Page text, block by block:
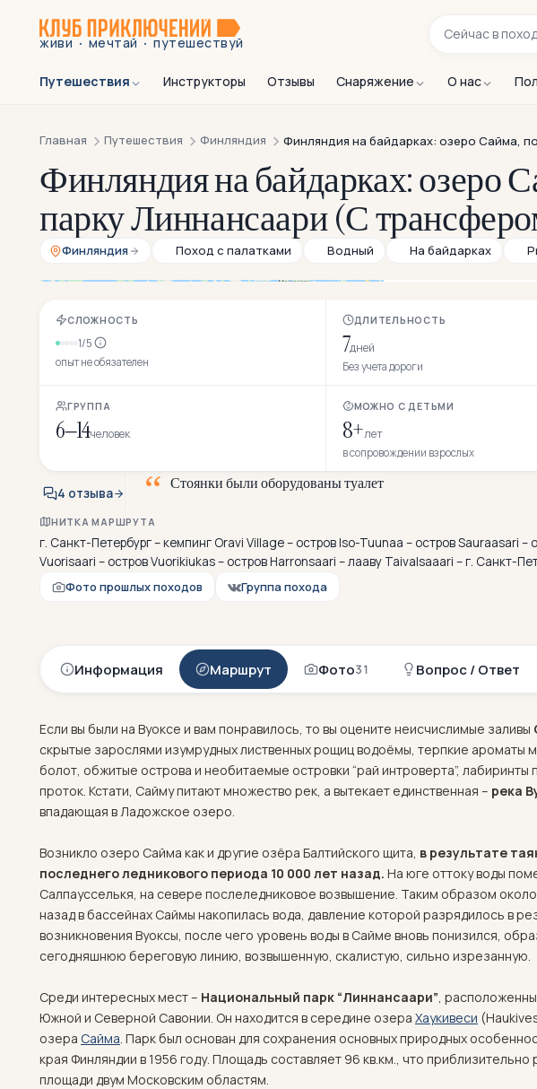
живи · мечтай · путешествуй
Сейчас в
Путешествия Инструкторы Отзывы Снаряжение О нас
Главная Путешествия Финляндия Финляндия на байдарках: озеро Сайма,
Финляндия на байдарках: озеро
парку Линнансаари (С
Финляндия Поход с палатками Водный На байдарках
СЛОЖНОСТЬ
1/5
опыт не обязателен
ДЛИТЕЛЬНОСТЬ
7дней
Без учета дороги
ГРУППА
6–14человек
МОЖНО С ДЕТЬМИ
8+лет
в сопровождении взрослых
4 отзыва
Стоянкибылиоборудованытуалет
НИТКА МАРШРУТА
г. Санкт-Петербург – кемпинг Oravi Village – остров Iso-Tuunaa – остров Sauraasari –
Vuorisaari – остров Vuorikiukas – остров Harronsaari – лааву Taivalsaaari – г. Санкт-
Фото прошлых походов
Группа похода
Информация Маршрут Фото31 Вопрос / Ответ
Если вы были на Вуоксе и вам понравилось, то вы оцените неисчислимые заливы
скрытые зарослями изумрудных лиственных рощиц водоёмы, терпкие ароматы
болот, обжитые острова и необитаемые островки “рай интроверта”, лабиринты
проток. Кстати, Сайму питают множество рек, а вытекает единственная – река
впадающая в Ладожское озеро.
Возникло озеро Сайма как и другие озёра Балтийского щита, в результате
последнего ледникового периода 10 000 лет назад. На юге оттоку воды
Салпаусселькя, на севере послеледниковое возвышение. Таким образом
назад в бассейнах Саймы накопилась вода, давление которой разрядилось в
возникновения Вуоксы, после чего уровень воды в Сайме вновь понизился,
сегодняшнюю береговую линию, возвышенную, скалистую, сильно изрезанную.
Среди интересных мест – Национальный парк “Линнансаари”,
Южной и Северной Савонии. Он находится в середине озера Хаукивеси
озера Сайма. Парк был основан для сохранения основных природных
края Финляндии в 1956 году. Площадь составляет 96 кв.км., что приблизительно
площади двум Московским областям.